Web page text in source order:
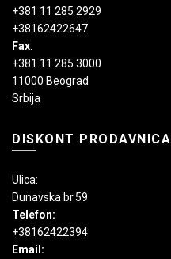
+381 11 285 2929
+38162422647
Fax:
+381 11 285 3000
11000 Beograd
Srbija
DISKONT PRODAVNICA
Ulica:
Dunavska br.59
Telefon:
+38162422394
Email: